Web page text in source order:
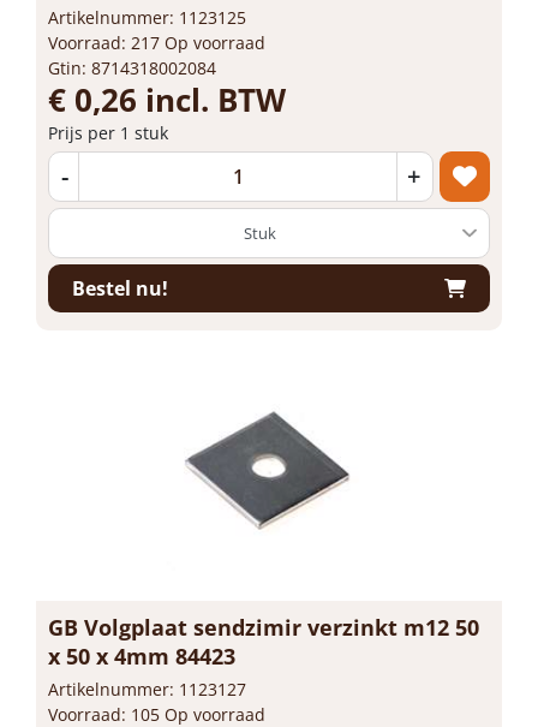
Artikelnummer: 1123125
Voorraad: 217 Op voorraad
Gtin: 8714318002084
€ 0,26 incl. BTW
Prijs per 1 stuk
- +
Bestel nu!
GB Volgplaat sendzimir verzinkt m12 50
x 50 x 4mm 84423
Artikelnummer: 1123127
Voorraad: 105 Op voorraad